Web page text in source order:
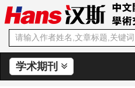
学术期刊